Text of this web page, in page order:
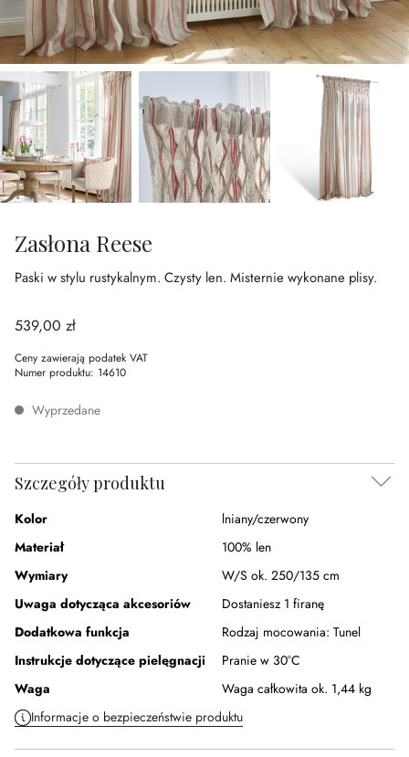
Zasłona Reese
Paski w stylu rustykalnym. Czysty len. Misternie wykonane plisy.
539,00 zł
Ceny zawierają podatek VAT
Numer produktu: 14610
Wyprzedane
Szczegóły produktu
Kolor
lniany/czerwony
Materiał
100% len
Wymiary
W/S ok. 250/135 cm
Uwaga dotycząca akcesoriów
Dostaniesz 1 firanę
Dodatkowa funkcja
Rodzaj mocowania: Tunel
Instrukcje dotyczące pielęgnacji
Pranie w 30°C
Waga
Waga całkowita ok. 1,44 kg
Informacje o bezpieczeństwie produktu